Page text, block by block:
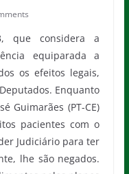
que considera a
equiparada a
os efeitos legais,
Enquanto
Guimarães (PT-CE)
pacientes com o
Judiciário para ter
lhe são negados.